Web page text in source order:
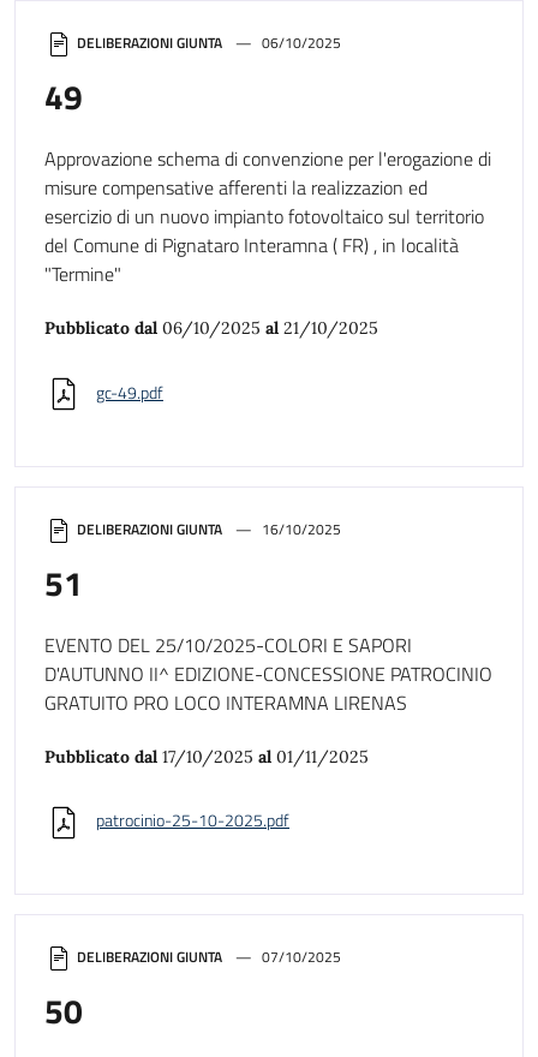
DELIBERAZIONI GIUNTA 07/10/2025
50
DELIBERAZIONI GIUNTA 16/10/2025
51
EVENTO DEL 25/10/2025-COLORI E SAPORI
D'AUTUNNO II^ EDIZIONE-CONCESSIONE PATROCINIO
GRATUITO PRO LOCO INTERAMNA LIRENAS
Pubblicato dal 17/10/2025 al 01/11/2025
patrocinio-25-10-2025.pdf
DELIBERAZIONI GIUNTA 06/10/2025
49
Approvazione schema di convenzione per l'erogazione di
misure compensative afferenti la realizzazion ed
esercizio di un nuovo impianto fotovoltaico sul territorio
del Comune di Pignataro Interamna ( FR) , in località
"Termine"
Pubblicato dal 06/10/2025 al 21/10/2025
gc-49.pdf